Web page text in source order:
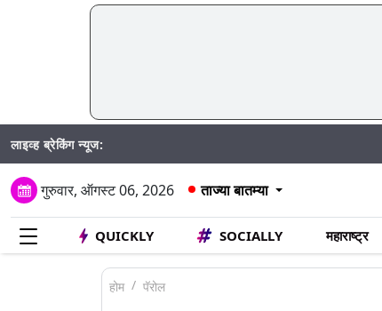
लाइव्ह ब्रेकिंग न्यूज:
गुरुवार, ऑगस्ट 06, 2026 ताज्या बातम्या
QUICKLY SOCIALLY महाराष्ट्र
होम पॅरोल